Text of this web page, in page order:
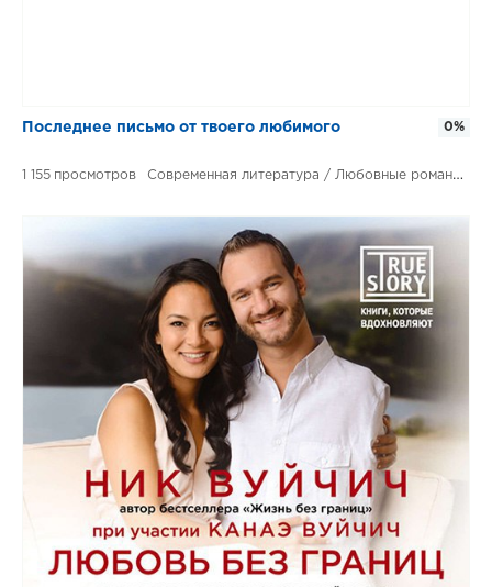
​​Последнее письмо от твоего любимого
1 155 Современная литература / Любовные романы
0%